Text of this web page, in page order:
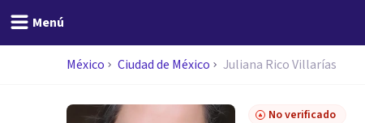
Menú
México Ciudad de México Juliana Rico Villarías
No verificado